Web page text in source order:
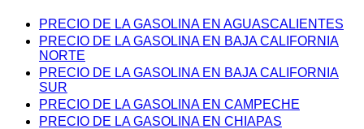
PRECIO DE LA GASOLINA EN AGUASCALIENTES
PRECIO DE LA GASOLINA EN BAJA CALIFORNIA
NORTE
PRECIO DE LA GASOLINA EN BAJA CALIFORNIA
SUR
PRECIO DE LA GASOLINA EN CAMPECHE
PRECIO DE LA GASOLINA EN CHIAPAS